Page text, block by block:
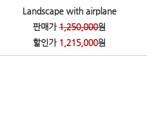
Landscape with airplane
판매가1,250,000원
할인가 1,215,000원